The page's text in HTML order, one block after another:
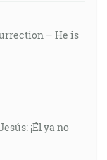
– He is
¡Él ya no